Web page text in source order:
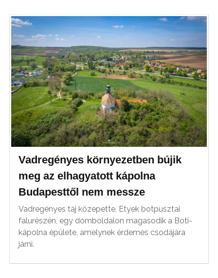
Vadregényes környezetben bújik
meg az elhagyatott kápolna
Budapesttől nem messze
Vadregényes táj közepette, Etyek botpusztai
falurészén, egy domboldalon magasodik a Boti-
kápolna épülete, amelynek érdemes csodájára
járni.